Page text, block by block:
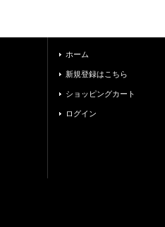
ホーム
新規登録はこちら
ショッピングカート
ログイン